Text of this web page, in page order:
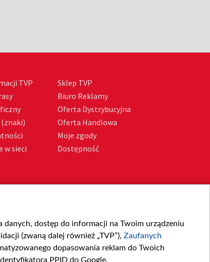
TVP
w sieci
Sklep TVP
Biuro Reklamy
Oferta Dystrybucyjna
Oferta Handlowa
Moje zgody
Dostępność
danych, dostęp do informacji na Twoim urządzeniu
(zwaną dalej również „TVP”), Zaufanych
dopasowania reklam do Twoich
PPID do Google.